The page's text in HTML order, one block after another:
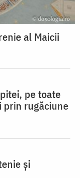
al Maicii
pe toate
prin rugăciune
și